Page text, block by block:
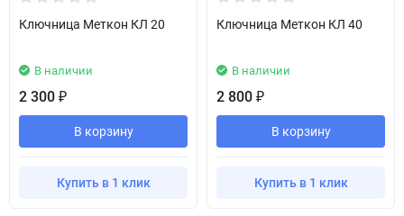
Ключница Меткон КЛ 20
В наличии
2 300 ₽
В корзину
Купить в 1 клик
Ключница Меткон КЛ 40
В наличии
2 800 ₽
В корзину
Купить в 1 клик